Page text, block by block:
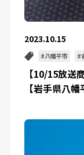
2023.10.15
八幡平市
【10/15放送
【岩手県八幡